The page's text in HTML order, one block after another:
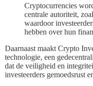
Cryptocurrencies
centrale autoriteit,
waardoor
hebben over hun
Daarnaast maakt Crypto
technologie, een
dat de veiligheid en
investeerders gemoedsrust